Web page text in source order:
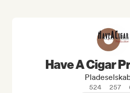
Have A Cigar
524 257